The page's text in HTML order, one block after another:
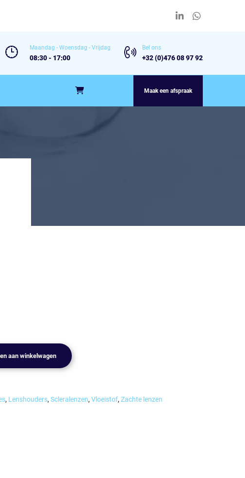
Maandag - Woensdag - Vrijdag
08:30 - 17:00
Bel ons
+32 (0)476 08 97 92
Maak een afspraak
aan winkelwagen
, Lenshouders,Scleralenzen,Vloeistof,Zachte lenzen